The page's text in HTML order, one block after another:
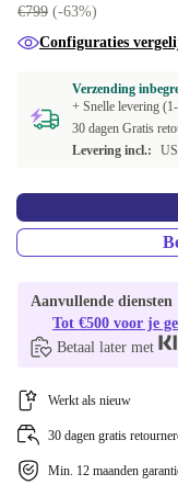
€799 (-63%)
Configuraties
Verzending
+ Snelle levering
30 dagen Gratis
Levering incl.:
Aanvullende diensten
Tot €500 voor je
Betaal later met
Werkt als nieuw
30 dagen gratis
Min. 12 maanden